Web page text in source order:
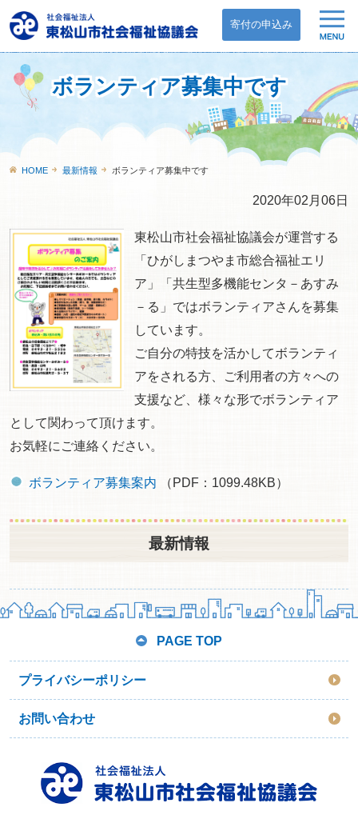
寄付の申込み
ボランティア募集中です
HOME 最新情報 ボランティア募集中です
2020年02月06日
東松山市社会福祉協議会が運営する
「ひがしまつやま市総合福祉エリ
ア」「共生型多機能センタ－あすみ
－る」ではボランティアさんを募集
しています。
ご自分の特技を活かしてボランティ
アをされる方、ご利用者の方々への
支援など、様々な形でボランティア
として関わって頂けます。
お気軽にご連絡ください。
ボランティア募集案内 （PDF：1099.48KB）
最新情報
PAGE TOP
プライバシーポリシー
お問い合わせ